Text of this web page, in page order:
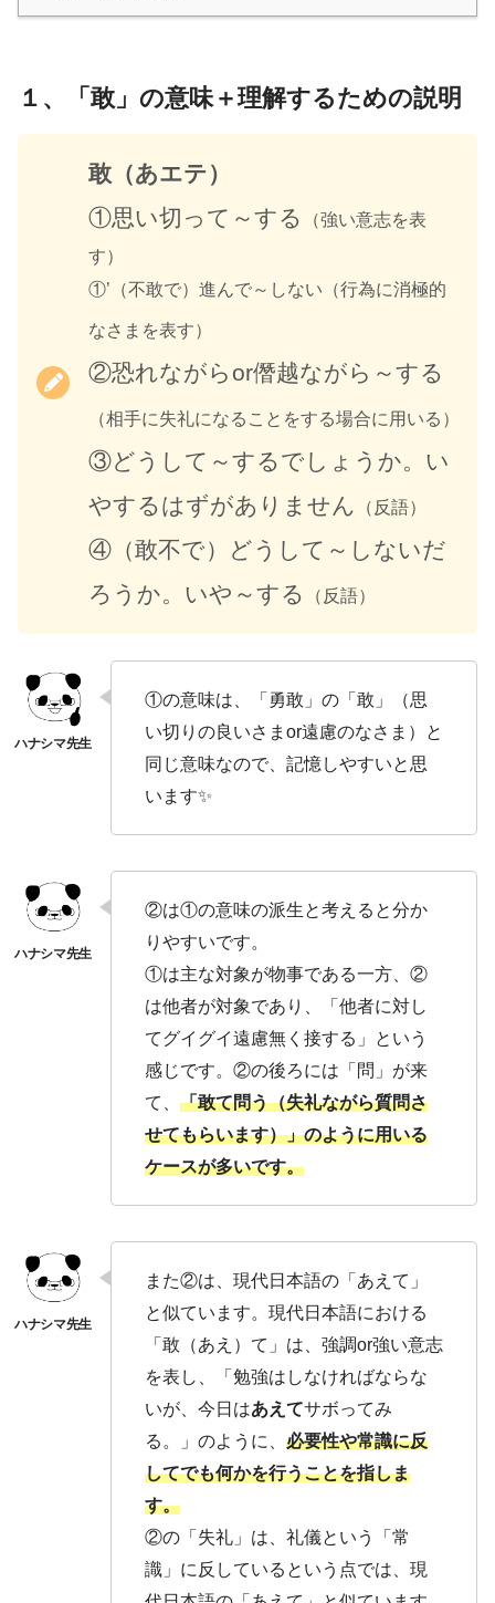
１、「敢」の意味＋理解するための説明
敢（あエテ）
①思い切って～する
（強い意志を表
す）
①’（不敢で）進んで～しない（行為に消極的
なさまを表す）
②恐れながらor僭越ながら～する
（相手に失礼になることをする場合に用いる）
③どうして～するでしょうか。い
やするはずがありません
（反語）
④（敢不で）どうして～しないだ
ろうか。いや～する
（反語）
①の意味は、「勇敢」の「敢」（思
い切りの良いさまor遠慮のなさま）と
同じ意味なので、記憶しやすいと思
います✨
②は①の意味の派生と考えると分か
りやすいです。
①は主な対象が物事である一方、②
は他者が対象であり、「他者に対し
てグイグイ遠慮無く接する」という
感じです。②の後ろには「問」が来
て、 「敢て問う（失礼ながら質問さ
せてもらいます）」のように用いる
ケースが多いです。
また②は、現代日本語の「あえて」
と似ています。現代日本語における
「敢（あえ）て」は、強調or強い意志
を表し、「勉強はしなければならな
いが、今日はあえてサボってみ
る。」のように、 必要性や常識に反
してでも何かを行うことを指しま
す。
②の「失礼」は、礼儀という「常
識」に反しているという点では、現